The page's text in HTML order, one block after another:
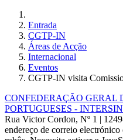
Entrada
CGTP-IN
Áreas de Acção
Internacional
Eventos
CGTP-IN visita
CONFEDERAÇÃO GERAL
PORTUGUESES -
Rua Victor Cordon, Nº 1 |
endereço de correio